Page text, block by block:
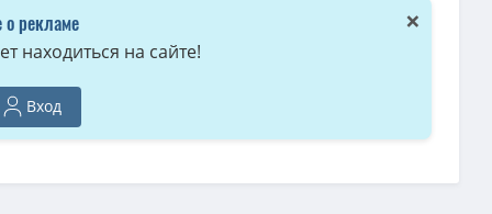
×
о рекламе
находиться на сайте!
Вход